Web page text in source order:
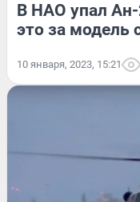
В НАО упал
это за модель
10 января, 2023, 15:21